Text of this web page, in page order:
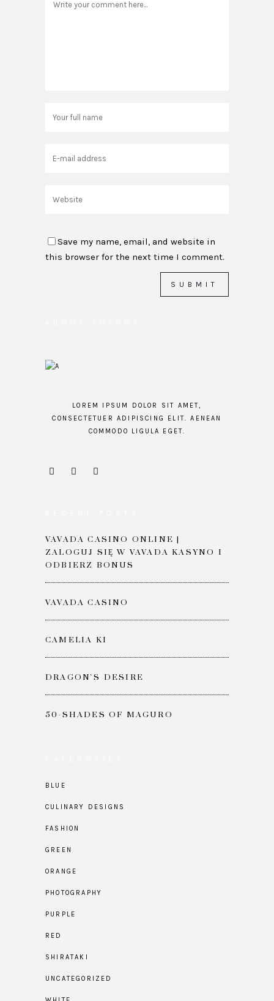
Save my name, email, and website in
this browser for the next time I comment.
LOREM IPSUM DOLOR SIT AMET,
CONSECTETUER ADIPISCING ELIT. AENEAN
COMMODO LIGULA EGET.
VAVADA CASINO ONLINE |
ZALOGUJ SIĘ W VAVADA KASYNO I
ODBIERZ BONUS
VAVADA CASINO
CAMELIA KI
DRAGON`S DESIRE
50-SHADES OF MAGURO
BLUE
CULINARY DESIGNS
FASHION
GREEN
ORANGE
PHOTOGRAPHY
PURPLE
RED
SHIRATAKI
UNCATEGORIZED